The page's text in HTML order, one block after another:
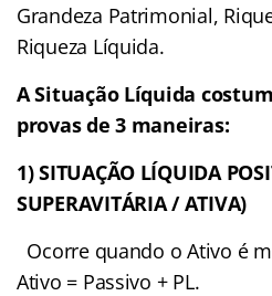
Grandeza Patrimonial,
Riqueza Líquida.
A Situação Líquida
provas de 3 maneiras:
1) SITUAÇÃO LÍQUIDA
SUPERAVITÁRIA / ATIVA)
Ocorre quando o Ativo é
Ativo = Passivo + PL.